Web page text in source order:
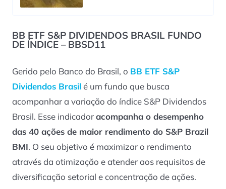
BB ETF S&P DIVIDENDOS BRASIL FUNDO
DE ÍNDICE – BBSD11
Gerido pelo Banco do Brasil, o BB ETF S&P
Dividendos Brasilé um fundo que busca
acompanhar a variação do índice S&P Dividendos
Brasil. Esse indicadoracompanha o desempenho
das 40 ações de maior rendimento do S&P Brazil
BMI. O seu objetivo é maximizar o rendimento
através da otimização e atender aos requisitos de
diversificação setorial e concentração de ações.